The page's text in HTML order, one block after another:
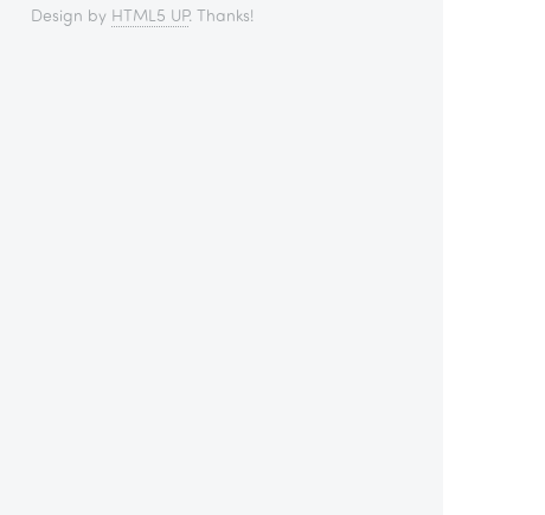
Design by HTML5 UP. Thanks!